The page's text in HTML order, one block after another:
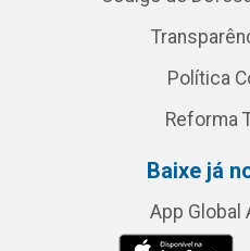
Política
Reforma
Baixe já
App Global